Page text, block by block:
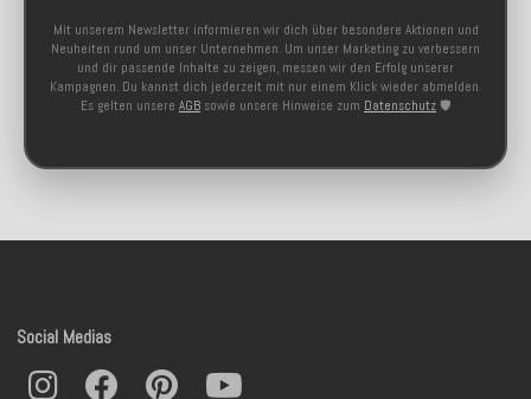
Mit unserem Newsletter informieren wir dich über besondere Aktionen und
Neuheiten rund um unser Unternehmen. Um unser Marketing zu verbessern
und dir passende Inhalte zu zeigen, messen wir den Erfolg unserer
Kampagnen. Du kannst dich jederzeit mit nur einem Klick wieder abmelden.
Es gelten unsere AGB sowie unsere Hinweise zum Datenschutz 🛡️
Social Medias